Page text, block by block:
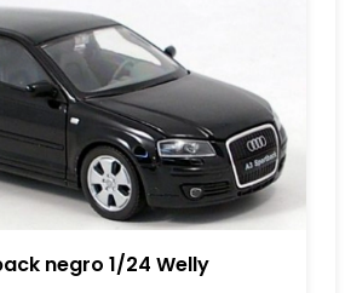
negro 1/24 Welly